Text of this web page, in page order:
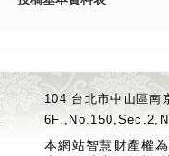
104 台北市中山區
本網站智慧財產權